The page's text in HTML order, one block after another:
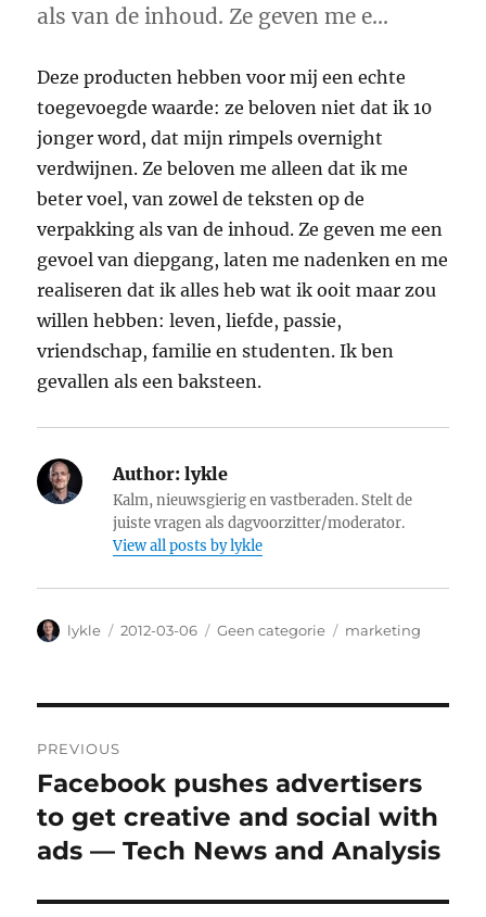
als van de inhoud. Ze geven me e…
Deze producten hebben voor mij een echte
toegevoegde waarde: ze beloven niet dat ik 10
jonger word, dat mijn rimpels overnight
verdwijnen. Ze beloven me alleen dat ik me
beter voel, van zowel de teksten op de
verpakking als van de inhoud. Ze geven me een
gevoel van diepgang, laten me nadenken en me
realiseren dat ik alles heb wat ik ooit maar zou
willen hebben: leven, liefde, passie,
vriendschap, familie en studenten. Ik ben
gevallen als een baksteen.
Author: lykle
Kalm, nieuwsgierig en vastberaden. Stelt de
juiste vragen als dagvoorzitter/moderator.
View all posts by lykle
Author
lykle
Posted
2012-03-06 Categories
Geen categorie Tags
marketing
navigation
PREVIOUS
Previous
post:
Facebook pushes advertisers
to get creative and social with
ads — Tech News and Analysis